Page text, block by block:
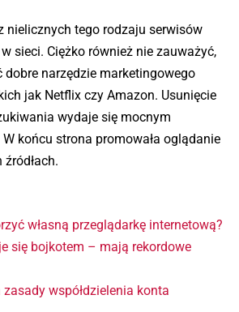
nielicznych tego rodzaju serwisów
sieci. Ciężko również nie zauważyć,
dobre narzędzie marketingowego
jak Netflix czy Amazon. Usunięcie
wydaje się mocnym
końcu strona promowała oglądanie
własną przeglądarkę internetową?
się bojkotem – mają rekordowe
współdzielenia konta